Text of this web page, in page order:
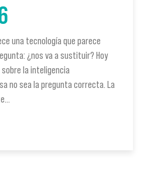
una tecnología que parece
¿nos va a sustituir? Hoy
la inteligencia
no sea la pregunta correcta. La